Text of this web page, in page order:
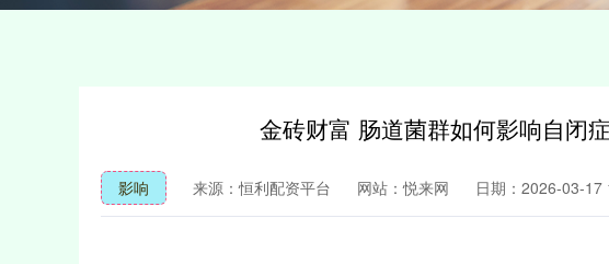
金砖财富 肠道菌群如何影响自闭
影响 来源：恒利配资平台 网站：悦来网 日期：2026-03-17